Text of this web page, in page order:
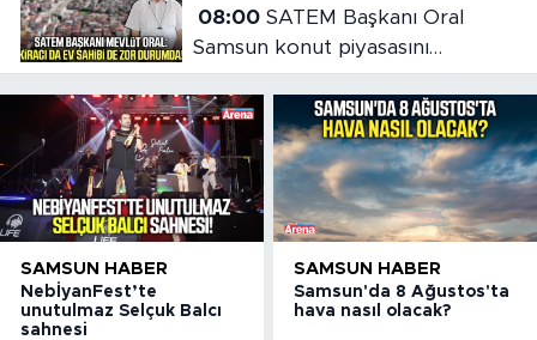
08:00SATEM Başkanı Oral
Samsun konut piyasasını
değerlendirdi
SAMSUN HABER
NebİyanFest’te
unutulmaz Selçuk Balcı
sahnesi
SAMSUN HABER
Samsun'da 8 Ağustos'ta
hava nasıl olacak?